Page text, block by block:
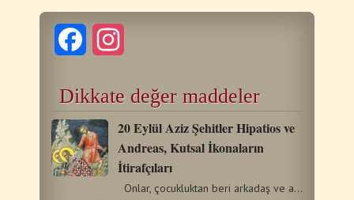
Facebook
Dikkate değer maddeler
20 Eylül Aziz Şehitler Hipatios ve
Andreas, Kutsal İkonaların
İtirafçıları
Onlar, çocukluktan beri arkadaş ve azizlikte emektaşlardı.…